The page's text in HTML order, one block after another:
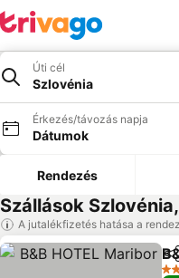
Úti cél
Szlovénia
Érkezés/távozás napja
Dátumok
Rendezés
Szállások
A jutalékfizetés hatása a
4